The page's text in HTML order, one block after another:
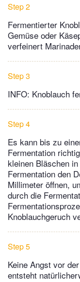
Step 2
Fermentierter
Gemüse oder
verfeinert
Step 3
INFO: Knoblauch
Step 4
Es kann bis zu
Fermentation
kleinen Bläschen
Fermentation den
Millimeter öffnen,
durch die
Knoblauchgeruch
Step 5
Keine Angst vor
entsteht